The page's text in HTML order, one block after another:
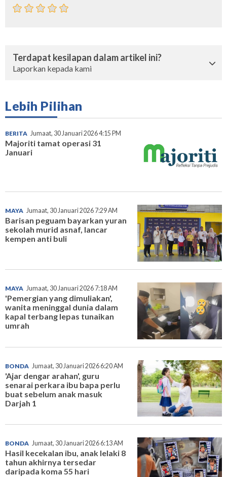
Terdapat kesilapan dalam artikel ini?
Laporkan kepada kami
Lebih Pilihan
BERITA Jumaat, 30 Januari 2026 4:15 PM
Majoriti tamat operasi 31
Januari
MAYA Jumaat, 30 Januari 2026 7:29 AM
Barisan peguam bayarkan yuran
sekolah murid asnaf, lancar
kempen anti buli
MAYA Jumaat, 30 Januari 2026 7:18 AM
'Pemergian yang dimuliakan',
wanita meninggal dunia dalam
kapal terbang lepas tunaikan
umrah
BONDA Jumaat, 30 Januari 2026 6:20 AM
'Ajar dengar arahan', guru
senarai perkara ibu bapa perlu
buat sebelum anak masuk
Darjah 1
BONDA Jumaat, 30 Januari 2026 6:13 AM
Hasil kecekalan ibu, anak lelaki 8
tahun akhirnya tersedar
daripada koma 55 hari